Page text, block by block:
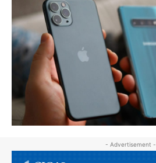
- Advertisement -